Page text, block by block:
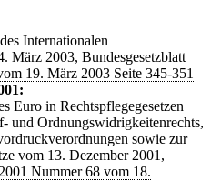
Internationalen
März 2003, Bundesgesetzblatt
19. März 2003 Seite 345-351
Euro in Rechtspflegegesetzen
und Ordnungswidrigkeitenrechts,
sowie zur
vom 13. Dezember 2001,
Nummer 68 vom 18.